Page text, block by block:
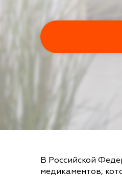
В Российской
медикаментов,